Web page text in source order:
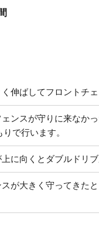
伸ばしてフロントチェ
ェンスが守りに来なか
で行います。
に向くとダブルドリブ
が大きく守ってきた